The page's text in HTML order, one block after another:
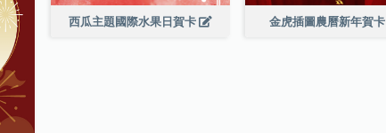
西瓜主題國際水果日賀卡 金虎插圖農曆新年賀卡